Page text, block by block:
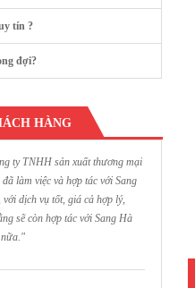
tín ?
đợi?
HÀNG
ty TNHH sản xuất thương mại
làm việc và hợp tác với Sang
dịch vụ tốt, giá cả hợp lý,
sẽ còn hợp tác với Sang Hà